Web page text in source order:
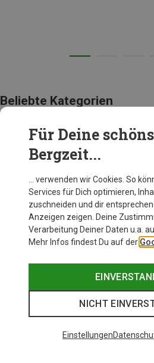
Beliebte Kategorien
BEKLEIDUNG
Für Deine
Bergzeit...
… verwenden wir Cookies. So
Services für Dich optimieren,
zuschneiden und dir
Anzeigen zeigen. Deine
Verarbeitung Deiner Daten u.a.
Mehr Infos findest Du auf der
NICHT
Einstellungen